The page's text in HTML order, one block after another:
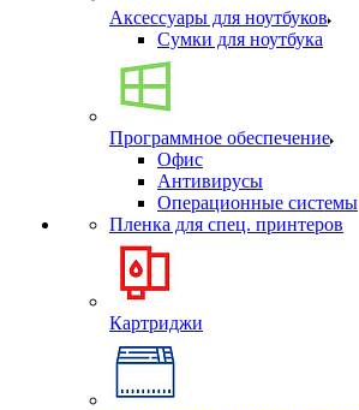
Аксессуары для ноутбуков
Сумки для ноутбука
Программное обеспечение
Офис
Антивирусы
Операционные системы
Пленка для спец. принтеров
Картриджи